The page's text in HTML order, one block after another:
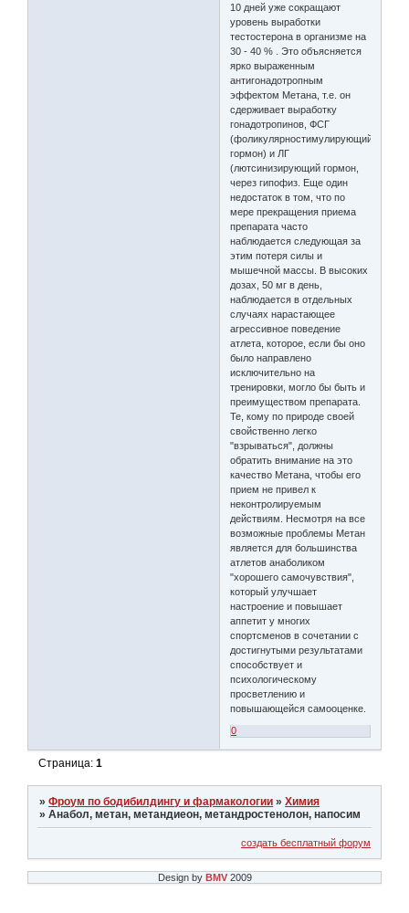
10 дней уже сокращают
уровень выработки
тестостерона в организме на
30 - 40 % . Это объясняется
ярко выраженным
антигонадотропным
эффектом Метана, т.е. он
сдерживает выработку
гонадотропинов, ФСГ
(фоликулярностимулирующий
гормон) и ЛГ
(лютсинизирующий гормон,
через гипофиз. Еще один
недостаток в том, что по
мере прекращения приема
препарата часто
наблюдается следующая за
этим потеря силы и
мышечной массы. В высоких
дозах, 50 мг в день,
наблюдается в отдельных
случаях нарастающее
агрессивное поведение
атлета, которое, если бы оно
было направлено
исключительно на
тренировки, могло бы быть и
преимуществом препарата.
Те, кому по природе своей
свойственно легко
"взрываться", должны
обратить внимание на это
качество Метана, чтобы его
прием не привел к
неконтролируемым
действиям. Несмотря на все
возможные проблемы Метан
является для большинства
атлетов анаболиком
"хорошего самочувствия",
который улучшает
настроение и повышает
аппетит у многих
спортсменов в сочетании с
достигнутыми результатами
способствует и
психологическому
просветлению и
повышающейся самооценке.
0
Страница:1
»Фроум по бодибилдингу и фармакологии »Химия
»Анабол, метан, метандиеон, метандростенолон, напосим
создать бесплатный форум
Design by BMV2009